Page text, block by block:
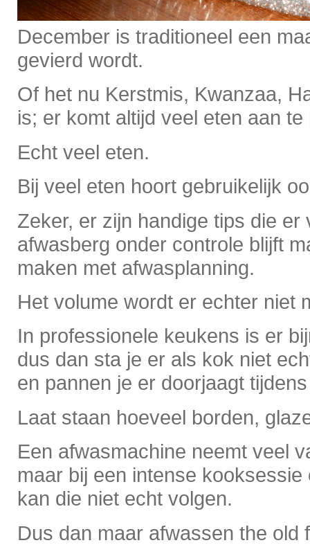
December is traditioneel een
gevierd wordt.
Of het nu Kerstmis, Kwanzaa,
is; er komt altijd veel eten aan te
Echt veel eten.
Bij veel eten hoort gebruikelijk
Zeker, er zijn handige tips die er
afwasberg onder controle blijft
maken met afwasplanning.
Het volume wordt er echter niet
In professionele keukens is er
dus dan sta je er als kok niet
en pannen je er doorjaagt
Laat staan hoeveel borden,
Een afwasmachine neemt veel
maar bij een intense
kan die niet echt volgen.
Dus dan maar afwassen the old